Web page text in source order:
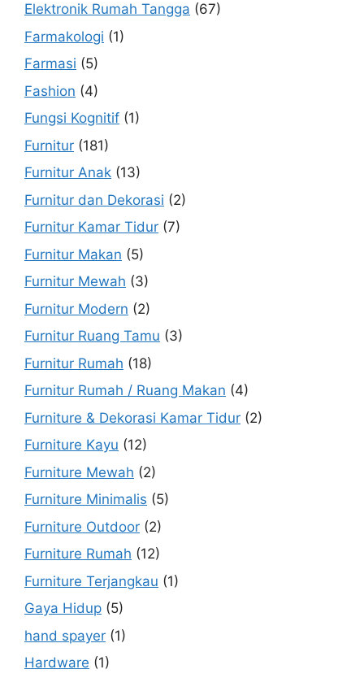
Elektronik Rumah Tangga (67)
Farmakologi (1)
Farmasi (5)
Fashion (4)
Fungsi Kognitif (1)
Furnitur (181)
Furnitur Anak (13)
Furnitur dan Dekorasi (2)
Furnitur Kamar Tidur (7)
Furnitur Makan (5)
Furnitur Mewah (3)
Furnitur Modern (2)
Furnitur Ruang Tamu (3)
Furnitur Rumah (18)
Furnitur Rumah / Ruang Makan (4)
Furniture & Dekorasi Kamar Tidur (2)
Furniture Kayu (12)
Furniture Mewah (2)
Furniture Minimalis (5)
Furniture Outdoor (2)
Furniture Rumah (12)
Furniture Terjangkau (1)
Gaya Hidup (5)
hand spayer (1)
Hardware (1)